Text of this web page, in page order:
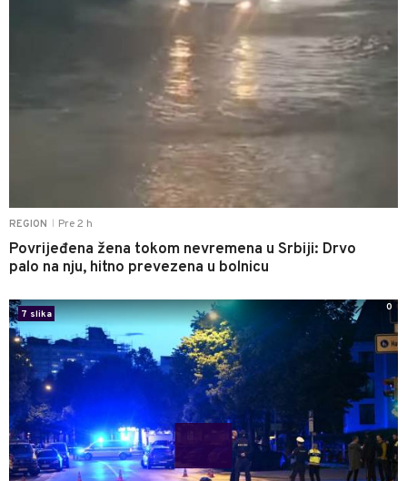
REGION Pre 2 h
Povrijeđena žena tokom nevremena u Srbiji: Drvo
palo na nju, hitno prevezena u bolnicu
7 slika
0